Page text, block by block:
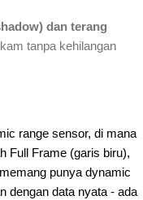
dan terang
tanpa kehilangan
range sensor, di mana
Full Frame (garis biru),
punya dynamic
dengan data nyata - ada